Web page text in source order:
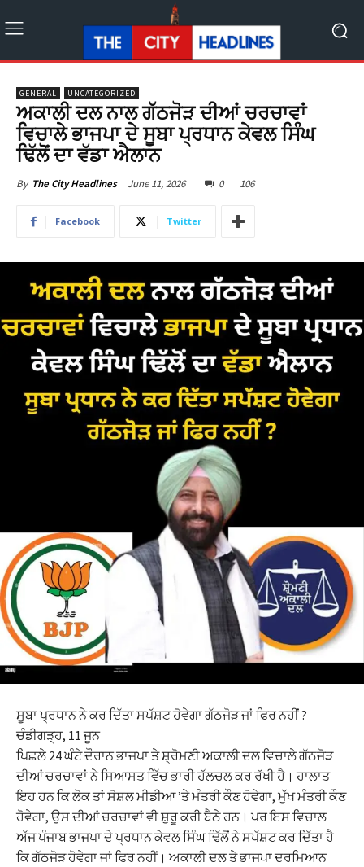
GENERAL UNCATEGORIZED
ਅਕਾਲੀ ਦਲ ਨਾਲ ਗੱਠਜੋੜ ਦੀਆਂ ਚਰਚਾਵਾਂ
ਵਿਚਾਲੇ ਭਾਜਪਾ ਦੇ ਸੂਬਾ ਪ੍ਰਧਾਨ ਕੇਵਲ ਸਿੰਘ
ਢਿੱਲੋਂ ਦਾ ਵੱਡਾ ਐਲਾਨ
By The City Headlines June 11, 2026 0 106
Facebook Twitter
ਸੂਬਾ ਪ੍ਰਧਾਨ ਨੇ ਕਰ ਦਿੱਤਾ ਸਪੱਸ਼ਟ ਹੋਵੇਗਾ ਗੱਠਜੋੜ ਜਾਂ ਫਿਰ ਨਹੀਂ ?
ਚੰਡੀਗੜ੍ਹ, 11 ਜੂਨ
ਪਿਛਲੇ 24 ਘੰਟੇ ਦੌਰਾਨ ਭਾਜਪਾ ਤੇ ਸ਼੍ਰੋਮਣੀ ਅਕਾਲੀ ਦਲ ਵਿਚਾਲੇ ਗੱਠਜੋੜ
ਦੀਆਂ ਚਰਚਾਵਾਂ ਨੇ ਸਿਆਸਤ ਵਿੱਚ ਭਾਰੀ ਹੱਲਚਲ ਕਰ ਰੱਖੀ ਹੈ। ਹਾਲਾਤ
ਇਹ ਹਨ ਕਿ ਲੋਕ ਤਾਂ ਸੋਸ਼ਲ ਮੀਡੀਆ ’ਤੇ ਮੰਤਰੀ ਕੌਣ ਹੋਵੇਗਾ, ਮੁੱਖ ਮੰਤਰੀ ਕੌਣ
ਹੋਵੇਗਾ, ਉਸ ਦੀਆਂ ਚਰਚਾਵਾਂ ਵੀ ਸ਼ੁਰੂ ਕਰੀ ਬੈਠੇ ਹਨ। ਪਰ ਇਸ ਵਿਚਾਲ
ਅੱਜ ਪੰਜਾਬ ਭਾਜਪਾ ਦੇ ਪ੍ਰਧਾਨ ਕੇਵਲ ਸਿੰਘ ਢਿੱਲੋਂ ਨੇ ਸਪੱਸ਼ਟ ਕਰ ਦਿੱਤਾ ਹੈ
ਕਿ ਗੱਠਜੋੜ ਹੋਵੇਗਾ ਜਾਂ ਫਿਰ ਨਹੀਂ। ਅਕਾਲੀ ਦਲ ਤੇ ਭਾਜਪਾ ਦਰਮਿਆਨ